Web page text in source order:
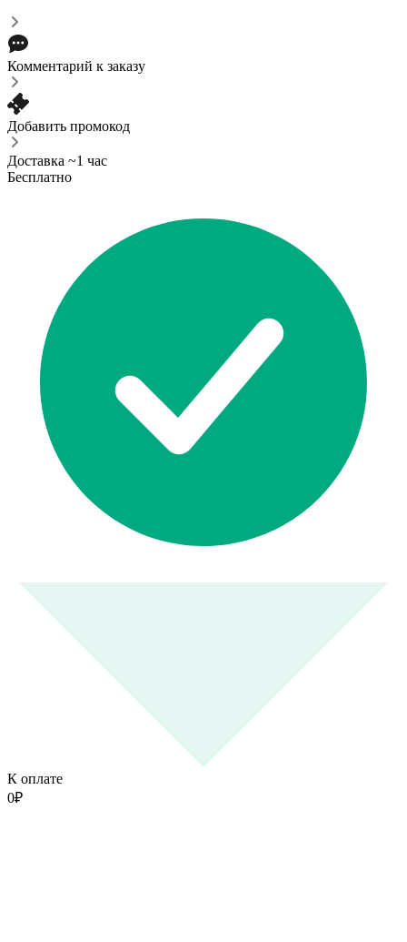
Комментарий к заказу
Добавить промокод
Доставка ~1 час
Бесплатно
К оплате
0₽